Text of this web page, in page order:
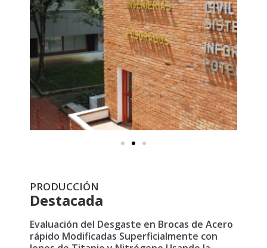
PRODUCCIÓN
Destacada
Evaluación del Desgaste en Brocas de Acero
rápido Modificadas Superficialmente con